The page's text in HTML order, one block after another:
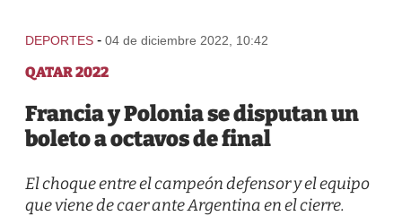
DEPORTES - 04 de diciembre 2022, 10:42
QATAR 2022
Francia y Polonia se disputan un
boleto a octavos de final
El choque entre el campeón defensor y el equipo
que viene de caer ante Argentina en el cierre.